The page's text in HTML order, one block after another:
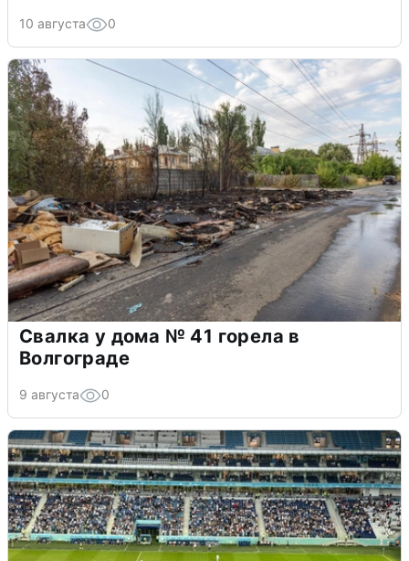
10 августа 0
Свалка у дома № 41 горела в
Волгограде
9 августа 0